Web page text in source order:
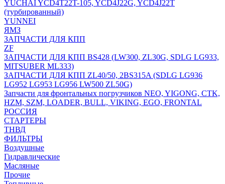
YUCHAI YCD4T22T-105, YCD4J22G, YCD4J22T
(турбированный)
YUNNEI
ЯМЗ
ЗАПЧАСТИ ДЛЯ КПП
ZF
ЗАПЧАСТИ ДЛЯ КПП BS428 (LW300, ZL30G, SDLG LG933,
MITSUBER ML333)
ЗАПЧАСТИ ДЛЯ КПП ZL40/50, 2BS315A (SDLG LG936
LG952 LG953 LG956 LW500 ZL50G)
Запчасти для фронтальных погрузчиков NEO, YIGONG, CTK,
HZM, SZM, LOADER, BULL, VIKING, EGO, FRONTAL
РОССИЯ
СТАРТЕРЫ
ТНВД
ФИЛЬТРЫ
Воздушные
Гидравлические
Масляные
Прочие